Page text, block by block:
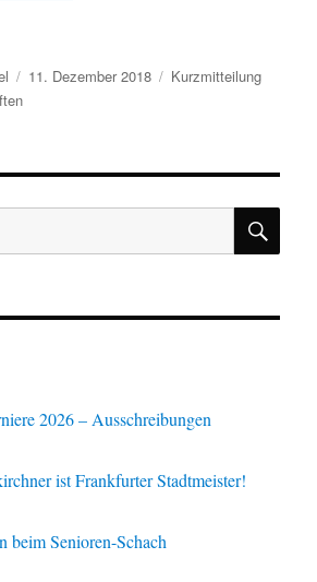
Veröffentlicht
11. Dezember 2018 Format
Kurzmitteilung
2026 – Ausschreibungen
ist Frankfurter Stadtmeister!
beim Senioren-Schach